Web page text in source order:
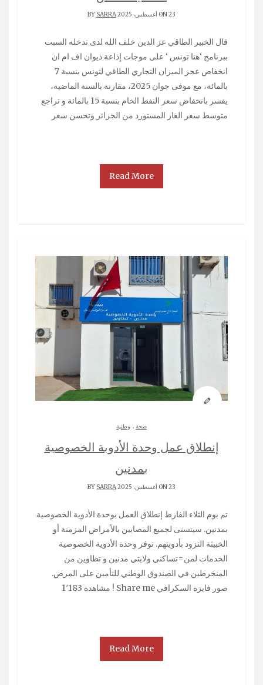
ON 23 أغسطس، 2025 BY SARRA
قال الخبير الطاقي عز الدين خلف الله لدى تدخله السبت
ببرنامج ‘هنا تونس ‘ على موجات إذاعة ذيوان اف ام ان
انخفاض عجز الميزان التجاري الطاقي لتونس بنسبة 7
بالمائة، مع موفى جوان 2025، مقارنة بالسنة الماضية،
يفسر بانخفاض سعر النفط الخام بنسبة 15 بالمائة و تراجع
متوسط سعر الغاز المستورد من الجزائر وتحسن سعر
Read More
صحة . وطنية
إنطلاق عمل وحدة الأدوبة الخصوصية
بمدنين
ON 23 أغسطس، 2025 BY SARRA
تم بوم الثلاء الفارط إنطلاق العمل بوحدة الأدوية الخصوصية
بمدنين. سيتسنى لجميع المصابين بالأمراض المزمنة أو
الخبيثة التزود بأدويتهم. توفر وحدة الأدوية الخصوصية
الخدمات لمن=تساكني ولايتي مدنين و تطاوين من
المنخرطين في الصندوق الوطني للتأمين على المرض.
صور فايزة السكرافي Share me ! مشاهدة 1٬183
Read More